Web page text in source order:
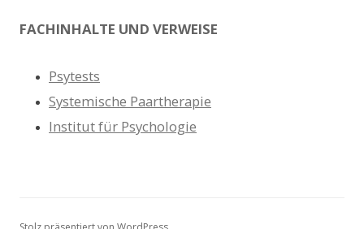
FACHINHALTE UND VERWEISE
Psytests
Systemische Paartherapie
Institut für Psychologie